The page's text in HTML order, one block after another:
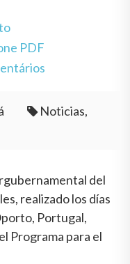
Noticias,
del
realizado los días
Portugal,
Programa para el